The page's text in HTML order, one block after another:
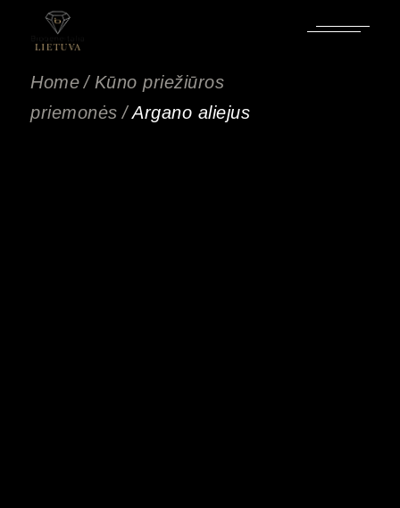
Home
Kūno priežiūros
priemonės
Argano aliejus